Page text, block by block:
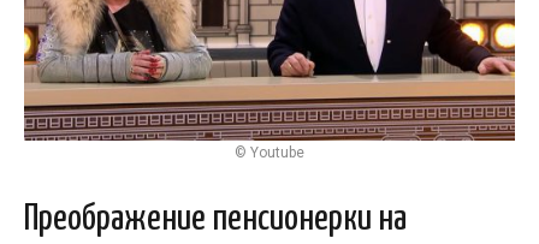
© Youtube
Преображение пенсионерки на